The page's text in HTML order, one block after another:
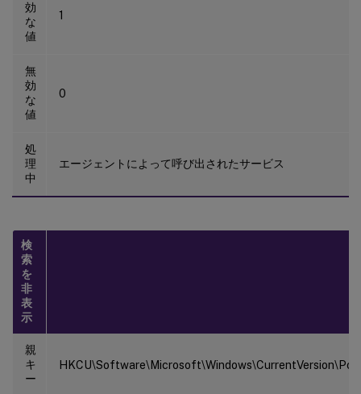
効
な
値
1
無
効
な
値
0
処
理
中
エージェントによって呼び出されたサービス
検
索
を
非
表
示
親
キ
ー